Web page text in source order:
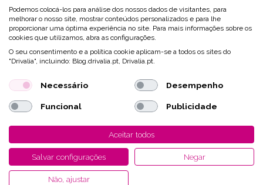
Desenvolvido porFidelizarte
Podemos colocá-los para análise dos nossos dados de visitantes, para
melhorar o nosso site, mostrar conteúdos personalizados e para lhe
proporcionar uma óptima experiência no site. Para mais informações sobre os
cookies que utilizamos, abra as configurações.
O seu consentimento e a política cookie aplicam-se a todos os sites do
"Drivalia", incluindo: Blog.drivalia.pt, Drivalia.pt.
Necessário Desempenho
Funcional Publicidade
Aceitar todos
Salvar configurações Negar
Não, ajustar